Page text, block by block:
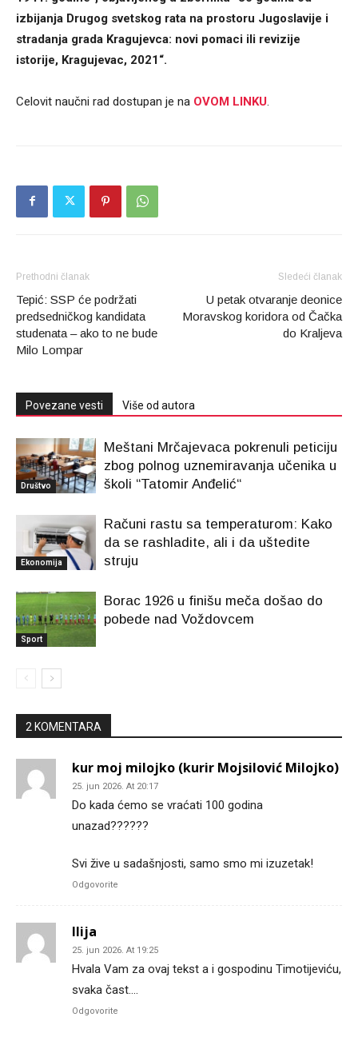
izbijanja Drugog svetskog rata na prostoru Jugoslavije i
stradanja grada Kragujevca: novi pomaci ili revizije
istorije, Kragujevac, 2021“.
Celovit naučni rad dostupan je na OVOM LINKU.
Prethodni članak
Tepić: SSP će podržati
predsedničkog kandidata
studenata – ako to ne bude
Milo Lompar
Sledeći članak
U petak otvaranje deonice
Moravskog koridora od Čačka
do Kraljeva
Povezane vesti Više od autora
Društvo
Meštani Mrčajevaca pokrenuli peticiju
zbog polnog uznemiravanja učenika u
školi “Tatomir Anđelić“
Ekonomija
Računi rastu sa temperaturom: Kako
da se rashladite, ali i da uštedite
struju
Sport
Borac 1926 u finišu meča došao do
pobede nad Voždovcem
2 KOMENTARA
kur moj milojko (kurir Mojsilović Milojko)
25. jun 2026. At 20:17
Do kada ćemo se vraćati 100 godina
unazad??????
Svi žive u sadašnjosti, samo smo mi izuzetak!
Odgovorite
Ilija
25. jun 2026. At 19:25
Hvala Vam za ovaj tekst a i gospodinu Timotijeviću,
svaka čast….
Odgovorite